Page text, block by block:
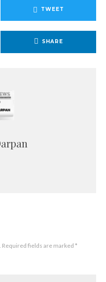
TWEET
SHARE
Required fields are marked *